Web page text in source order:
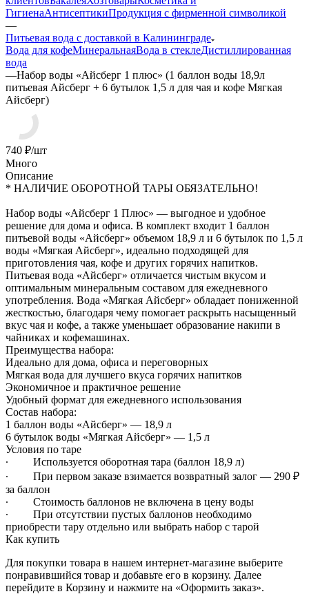
ГигиенаАнтисептикиПродукция с фирменной символикой
—
Питьевая вода с доставкой в Калининграде
Вода для кофеМинеральнаяВода в стеклеДистиллированная
вода
—Набор воды «Айсберг 1 плюс» (1 баллон воды 18,9л
питьевая Айсберг + 6 бутылок 1,5 л для чая и кофе Мягкая
Айсберг)
740 ₽/шт
Много
Описание
* НАЛИЧИЕ ОБОРОТНОЙ ТАРЫ ОБЯЗАТЕЛЬНО!
Набор воды «Айсберг 1 Плюс» — выгодное и удобное
решение для дома и офиса. В комплект входит 1 баллон
питьевой воды «Айсберг» объемом 18,9 л и 6 бутылок по 1,5 л
воды «Мягкая Айсберг», идеально подходящей для
приготовления чая, кофе и других горячих напитков.
Питьевая вода «Айсберг» отличается чистым вкусом и
оптимальным минеральным составом для ежедневного
употребления. Вода «Мягкая Айсберг» обладает пониженной
жесткостью, благодаря чему помогает раскрыть насыщенный
вкус чая и кофе, а также уменьшает образование накипи в
чайниках и кофемашинах.
Преимущества набора:
Идеально для дома, офиса и переговорных
Мягкая вода для лучшего вкуса горячих напитков
Экономичное и практичное решение
Удобный формат для ежедневного использования
Состав набора:
1 баллон воды «Айсберг» — 18,9 л
6 бутылок воды «Мягкая Айсберг» — 1,5 л
Условия по таре
∙ Используется оборотная тара (баллон 18,9 л)
∙ При первом заказе взимается возвратный залог — 290 ₽
за баллон
∙ Стоимость баллонов не включена в цену воды
∙ При отсутствии пустых баллонов необходимо
приобрести тару отдельно или выбрать набор с тарой
Как купить
Для покупки товара в нашем интернет-магазине выберите
понравившийся товар и добавьте его в корзину. Далее
перейдите в Корзину и нажмите на «Оформить заказ».